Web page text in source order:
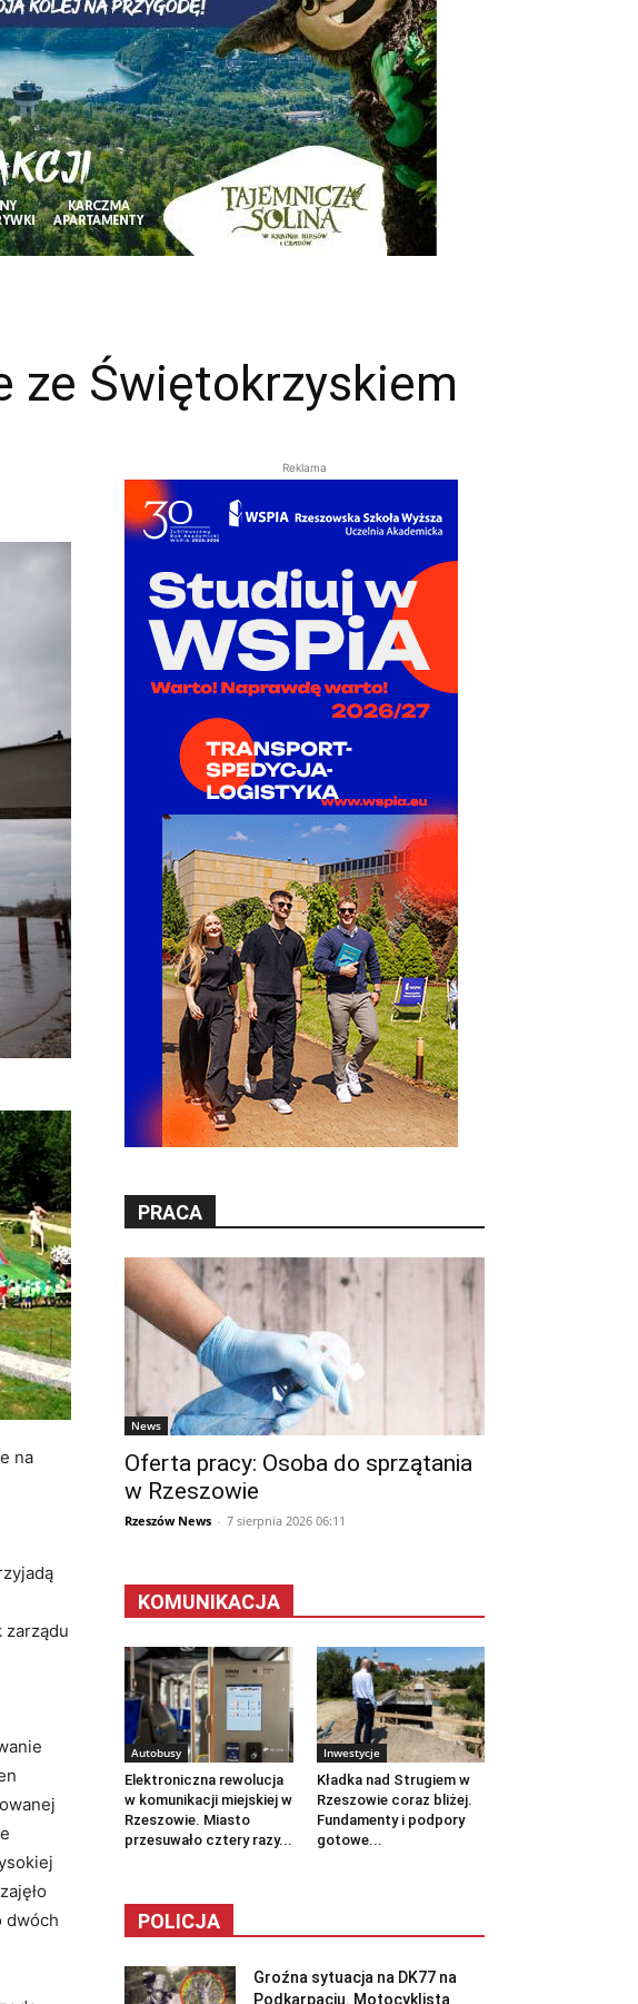
ze Świętokrzyskiem
na
zarządu
dwóch
Reklama
PRACA
News
Oferta pracy: Osoba do sprzątania
w Rzeszowie
Rzeszów News - 7 sierpnia 2026 06:11
KOMUNIKACJA
Autobusy
Elektroniczna rewolucja
w komunikacji miejskiej w
Rzeszowie. Miasto
przesuwało cztery razy...
Inwestycje
Kładka nad Strugiem w
Rzeszowie coraz bliżej.
Fundamenty i podpory
gotowe...
POLICJA
Groźna sytuacja na DK77 na
Podkarpaciu. Motocyklista